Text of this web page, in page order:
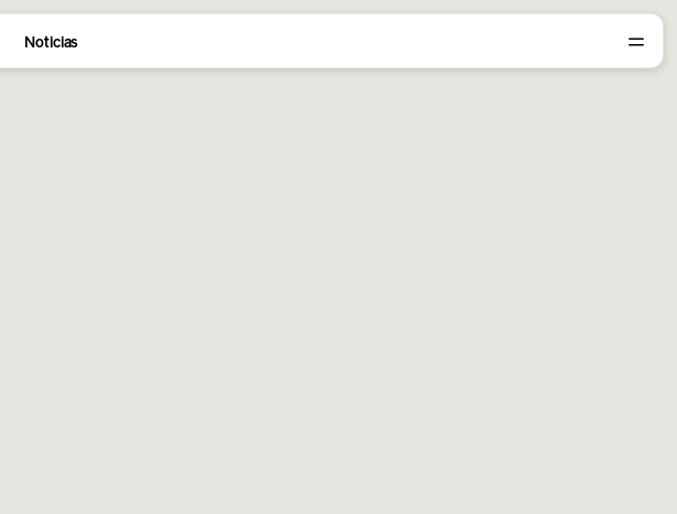
Noticias